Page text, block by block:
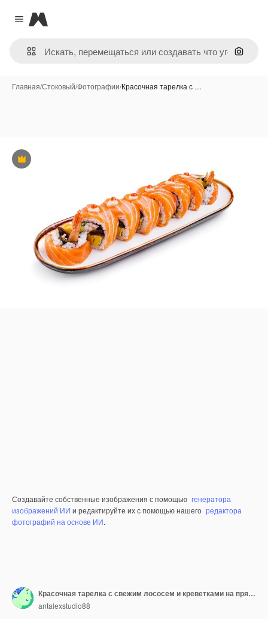
Close menu
Magnific
Поиск
Главная/Стоковый/Фотографии/Красочная тарелка с …
Премиум
Создавайте собственные изображения с помощью генератора
изображений ИИ и редактируйте их с помощью нашего редактора
фотографий на основе ИИ.
Красочная тарелка с свежим лососем и креветками на прямоугольной тарелке
antalexstudio88